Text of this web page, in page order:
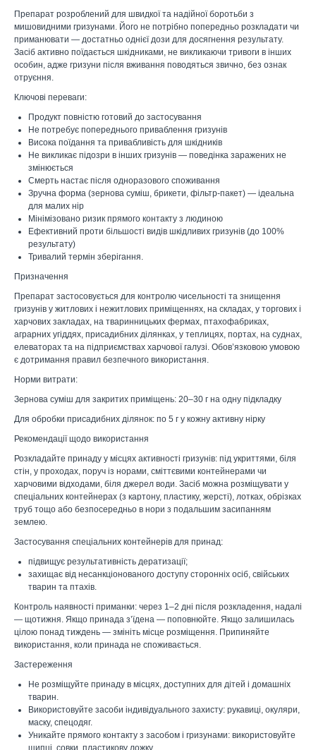
Препарат розроблений для швидкої та надійної боротьби з
мишовидними гризунами. Його не потрібно попередньо розкладати чи
приманювати — достатньо однієї дози для досягнення результату.
Засіб активно поїдається шкідниками, не викликаючи тривоги в інших
особин, адже гризуни після вживання поводяться звично, без ознак
отруєння.
Ключові переваги:
Продукт повністю готовий до застосування
Не потребує попереднього приваблення гризунів
Висока поїдання та привабливість для шкідників
Не викликає підозри в інших гризунів — поведінка заражених не
змінюється
Смерть настає після одноразового споживання
Зручна форма (зернова суміш, брикети, фільтр-пакет) — ідеальна
для малих нір
Мінімізовано ризик прямого контакту з людиною
Ефективний проти більшості видів шкідливих гризунів (до 100%
результату)
Тривалий термін зберігання.
Призначення
Препарат застосовується для контролю чисельності та знищення
гризунів у житлових і нежитлових приміщеннях, на складах, у торгових і
харчових закладах, на тваринницьких фермах, птахофабриках,
аграрних угіддях, присадибних ділянках, у теплицях, портах, на суднах,
елеваторах та на підприємствах харчової галузі. Обов’язковою умовою
є дотримання правил безпечного використання.
Норми витрати:
Зернова суміш для закритих приміщень: 20–30 г на одну підкладку
Для обробки присадибних ділянок: по 5 г у кожну активну нірку
Рекомендації щодо використання
Розкладайте принаду у місцях активності гризунів: під укриттями, біля
стін, у проходах, поруч із норами, сміттєвими контейнерами чи
харчовими відходами, біля джерел води. Засіб можна розміщувати у
спеціальних контейнерах (з картону, пластику, жерсті), лотках, обрізках
труб тощо або безпосередньо в нори з подальшим засипанням
землею.
Застосування спеціальних контейнерів для принад:
підвищує результативність дератизації;
захищає від несанкціонованого доступу сторонніх осіб, свійських
тварин та птахів.
Контроль наявності приманки: через 1–2 дні після розкладення, надалі
— щотижня. Якщо принада з’їдена — поповнюйте. Якщо залишилась
цілою понад тиждень — змініть місце розміщення. Припиняйте
використання, коли принада не споживається.
Застереження
Не розміщуйте принаду в місцях, доступних для дітей і домашніх
тварин.
Використовуйте засоби індивідуального захисту: рукавиці, окуляри,
маску, спецодяг.
Уникайте прямого контакту з засобом і гризунами: використовуйте
щипці, совки, пластикову ложку.